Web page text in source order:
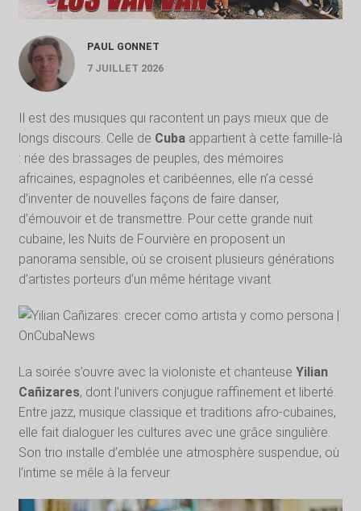
PAUL GONNET
7 JUILLET 2026
Il est des musiques qui racontent un pays mieux que de
longs discours. Celle de Cubaappartient à cette famille-là
: née des brassages de peuples, des mémoires
africaines, espagnoles et caribéennes, elle n’a cessé
d’inventer de nouvelles façons de faire danser,
d’émouvoir et de transmettre. Pour cette grande nuit
cubaine, les Nuits de Fourvière en proposent un
panorama sensible, où se croisent plusieurs générations
d’artistes porteurs d’un même héritage vivant.
La soirée s’ouvre avec la violoniste et chanteuse Yilian
Cañizares, dont l’univers conjugue raffinement et liberté.
Entre jazz, musique classique et traditions afro-cubaines,
elle fait dialoguer les cultures avec une grâce singulière.
Son trio installe d’emblée une atmosphère suspendue, où
l’intime se mêle à la ferveur.